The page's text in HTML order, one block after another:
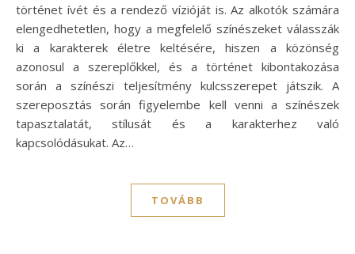
történet ívét és a rendező vízióját is. Az alkotók számára
elengedhetetlen, hogy a megfelelő színészeket válasszák
ki a karakterek életre keltésére, hiszen a közönség
azonosul a szereplőkkel, és a történet kibontakozása
során a színészi teljesítmény kulcsszerepet játszik. A
szereposztás során figyelembe kell venni a színészek
tapasztalatát, stílusát és a karakterhez való
kapcsolódásukat. Az…
TOVÁBB